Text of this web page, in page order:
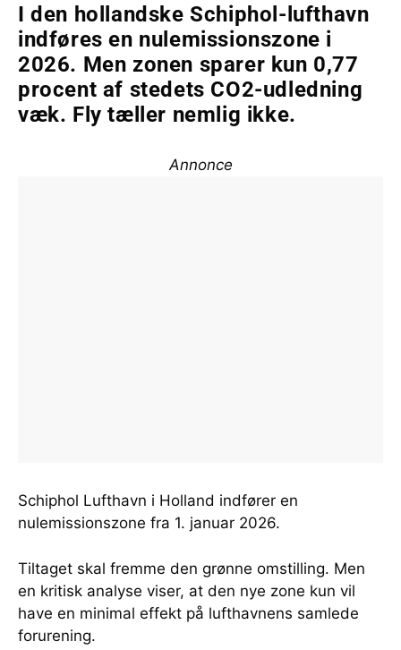
I den hollandske Schiphol-lufthavn
indføres en nulemissionszone i
2026. Men zonen sparer kun 0,77
procent af stedets CO2-udledning
væk. Fly tæller nemlig ikke.
Annonce
Schiphol Lufthavn i Holland indfører en
nulemissionszone fra 1. januar 2026.
Tiltaget skal fremme den grønne omstilling. Men
en kritisk analyse viser, at den nye zone kun vil
have en minimal effekt på lufthavnens samlede
forurening.